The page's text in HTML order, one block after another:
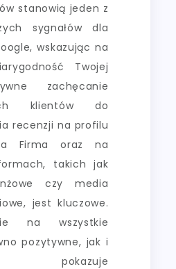
stanowią jeden z
sygnałów dla
wskazując na
Twojej
zachęcanie
klientów do
recenzji na profilu
Firma oraz na
takich jak
czy media
jest kluczowe.
na wszystkie
pozytywne, jak i
pokazuje